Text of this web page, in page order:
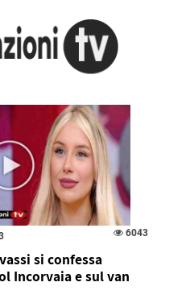
6043
si confessa
Incorvaia e sul van